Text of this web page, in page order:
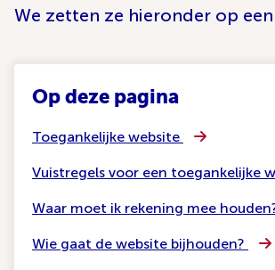
We zetten ze hieronder op
Op deze pagina
Toegankelijke website
Vuistregels voor een toegankelijke
Waar moet ik rekening mee
Wie gaat de website bijhouden?